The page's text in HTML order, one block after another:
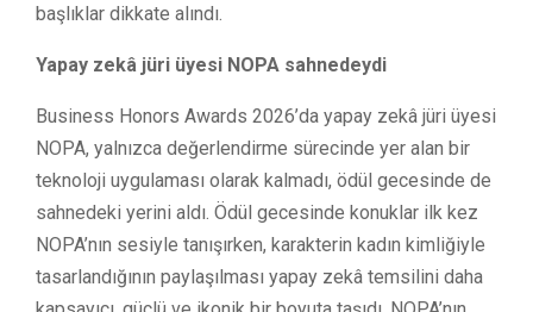
başlıklar dikkate alındı.
Yapay zekâ jüri üyesi NOPA sahnedeydi
Business Honors Awards 2026’da yapay zekâ jüri üyesi
NOPA, yalnızca değerlendirme sürecinde yer alan bir
teknoloji uygulaması olarak kalmadı, ödül gecesinde de
sahnedeki yerini aldı. Ödül gecesinde konuklar ilk kez
NOPA’nın sesiyle tanışırken, karakterin kadın kimliğiyle
tasarlandığının paylaşılması yapay zekâ temsilini daha